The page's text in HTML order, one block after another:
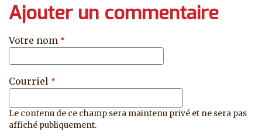
Ajouter un commentaire
Votre nom
Courriel
Le contenu de ce champ sera maintenu privé et ne sera pas
affiché publiquement.